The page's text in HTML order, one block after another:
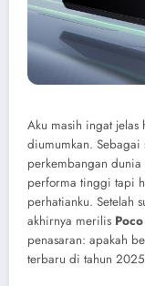
Aku masih ingat jelas
diumumkan. Sebagai
perkembangan
performa tinggi tapi
perhatianku. Setelah
akhirnya merilis
penasaran: apakah
terbaru di tahun